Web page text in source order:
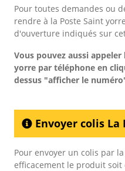
Pour toutes demandes ou
rendre à la Poste Saint
d'ouverture indiqués sur
Vous pouvez aussi
yorre par téléphone en
dessus "afficher le
Envoyer colis
Pour envoyer un colis par
efficacement le produit